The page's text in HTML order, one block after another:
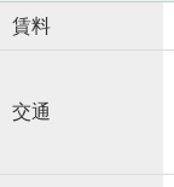
賃料
交通